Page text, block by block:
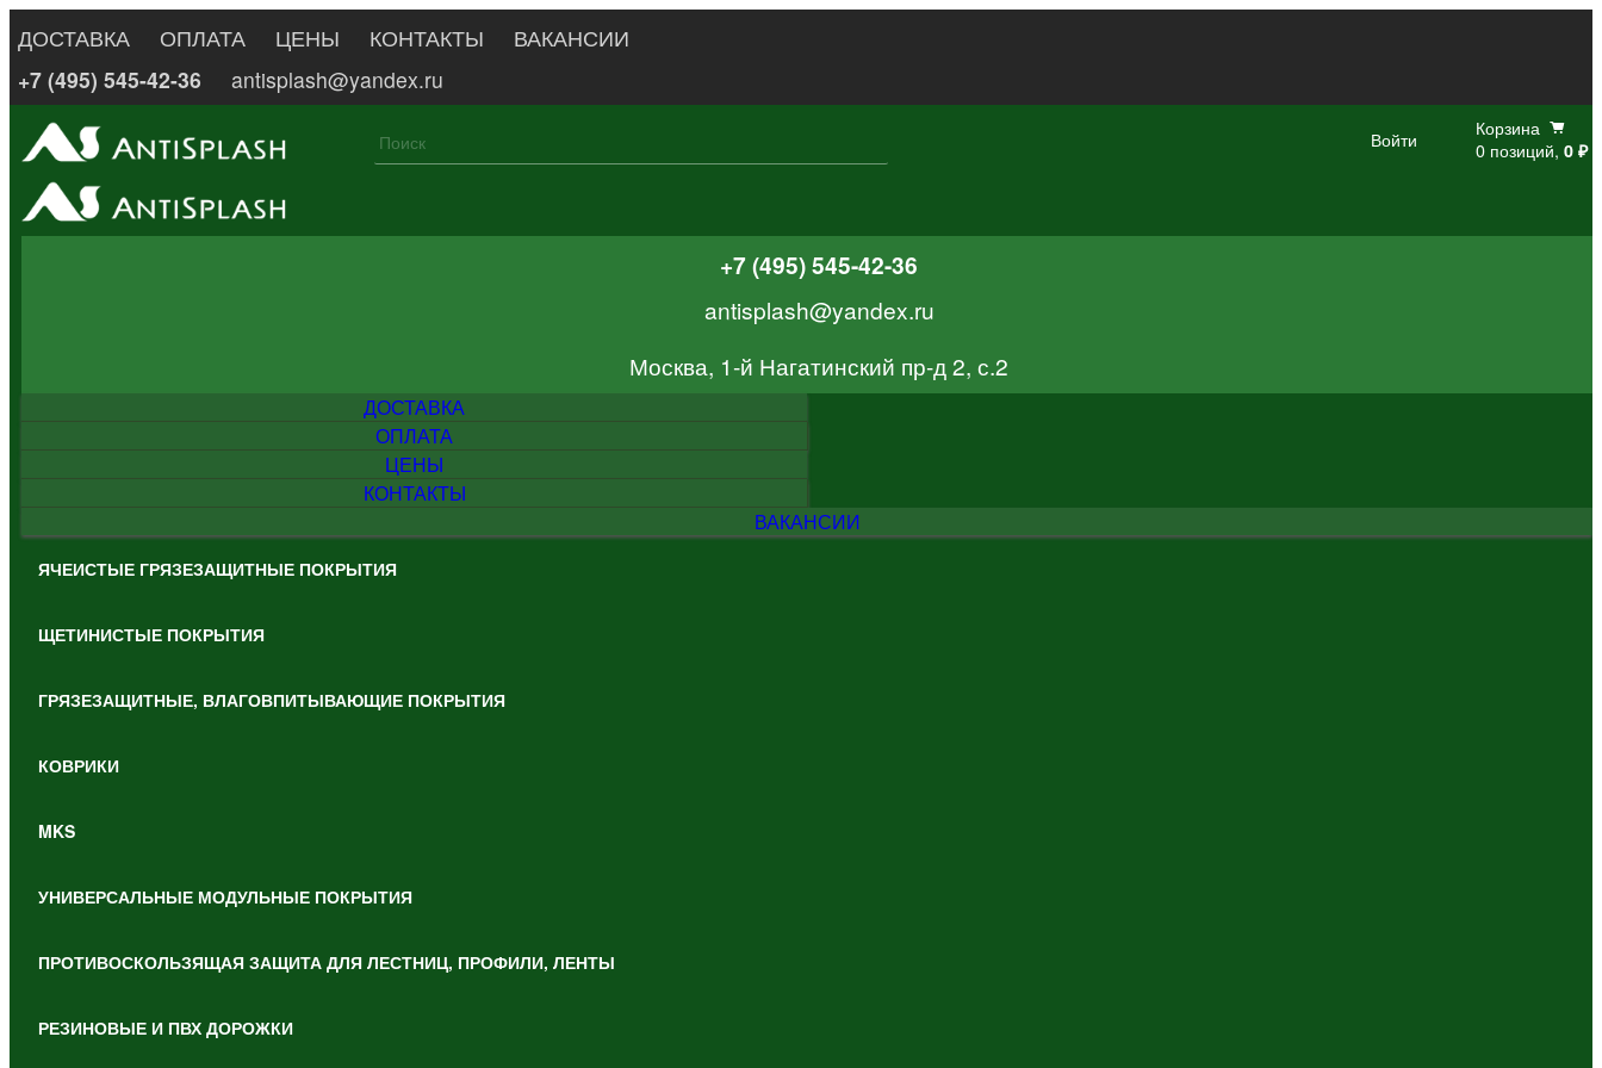
ДОСТАВКА ОПЛАТА ЦЕНЫ КОНТАКТЫ
ВАКАНСИИ
+7 (495) 545-42-36
antisplash@yandex.ru
Войти
Корзина
0 позиций, 0 ₽
+7 (495) 545-42-36
antisplash@yandex.ru
Москва, 1-й Нагатинский пр-д 2, с.2
ДОСТАВКА
ОПЛАТА
ЦЕНЫ
КОНТАКТЫ
ВАКАНСИИ
ЯЧЕИСТЫЕ ГРЯЗЕЗАЩИТНЫЕ ПОКРЫТИЯ
ЩЕТИНИСТЫЕ ПОКРЫТИЯ
ГРЯЗЕЗАЩИТНЫЕ, ВЛАГОВПИТЫВАЮЩИЕ ПОКРЫТИЯ
КОВРИКИ
MKS
УНИВЕРСАЛЬНЫЕ МОДУЛЬНЫЕ ПОКРЫТИЯ
ПРОТИВОСКОЛЬЗЯЩАЯ ЗАЩИТА ДЛЯ ЛЕСТНИЦ, ПРОФИЛИ, ЛЕНТЫ
РЕЗИНОВЫЕ И ПВХ ДОРОЖКИ